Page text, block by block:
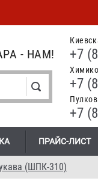
+7
+7
+7
- НАМ!
ПРАЙС-ЛИСТ
(ШПК-310)